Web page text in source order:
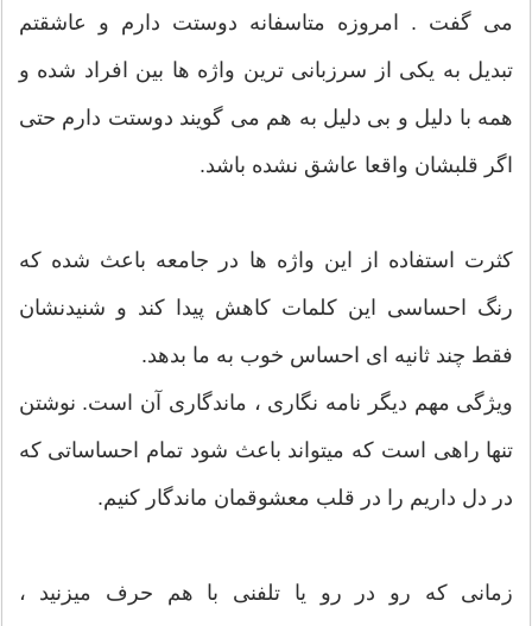
می گفت . امروزه متاسفانه دوستت دارم و عاشقتم
تبدیل به یکی از سرزبانی ترین واژه ها بین افراد شده و
همه با دلیل و بی دلیل به هم می گویند دوستت دارم حتی
اگر قلبشان واقعا عاشق نشده باشد.
کثرت استفاده از این واژه ها در جامعه باعث شده که
رنگ احساسی این کلمات کاهش پیدا کند و شنیدنشان
فقط چند ثانیه ای احساس خوب به ما بدهد.
ویژگی مهم دیگر نامه نگاری ، ماندگاری آن است. نوشتن
تنها راهی است که میتواند باعث شود تمام احساساتی که
در دل داریم را در قلب معشوقمان ماندگار کنیم.
زمانی که رو در رو یا تلفنی با هم حرف میزنید ،